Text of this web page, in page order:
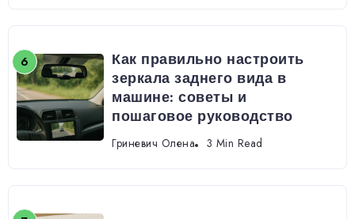
Как правильно настроить
зеркала заднего вида в
машине: советы и
пошаговое руководство
Гриневич Олена 3 Min Read